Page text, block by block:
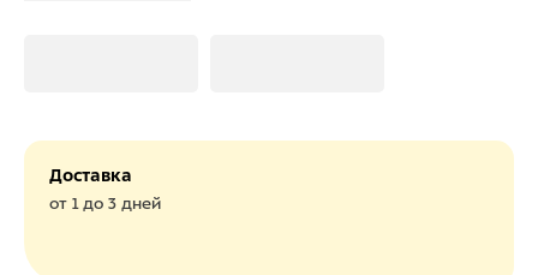
Доставка
от 1 до 3 дней